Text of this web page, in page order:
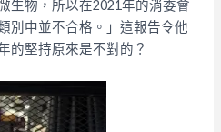
生物，所以在2021年的消委會
別中並不合格。」這報告令他
的堅持原來是不對的？